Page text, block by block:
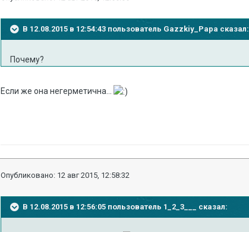
В 12.08.2015 в 12:54:43 пользователь Gazzkiy_Papa сказал:
Почему?
Если же она негерметична...
Опубликовано: 12 авг 2015, 12:58:32
В 12.08.2015 в 12:56:05 пользователь 1_2_3___ сказал: